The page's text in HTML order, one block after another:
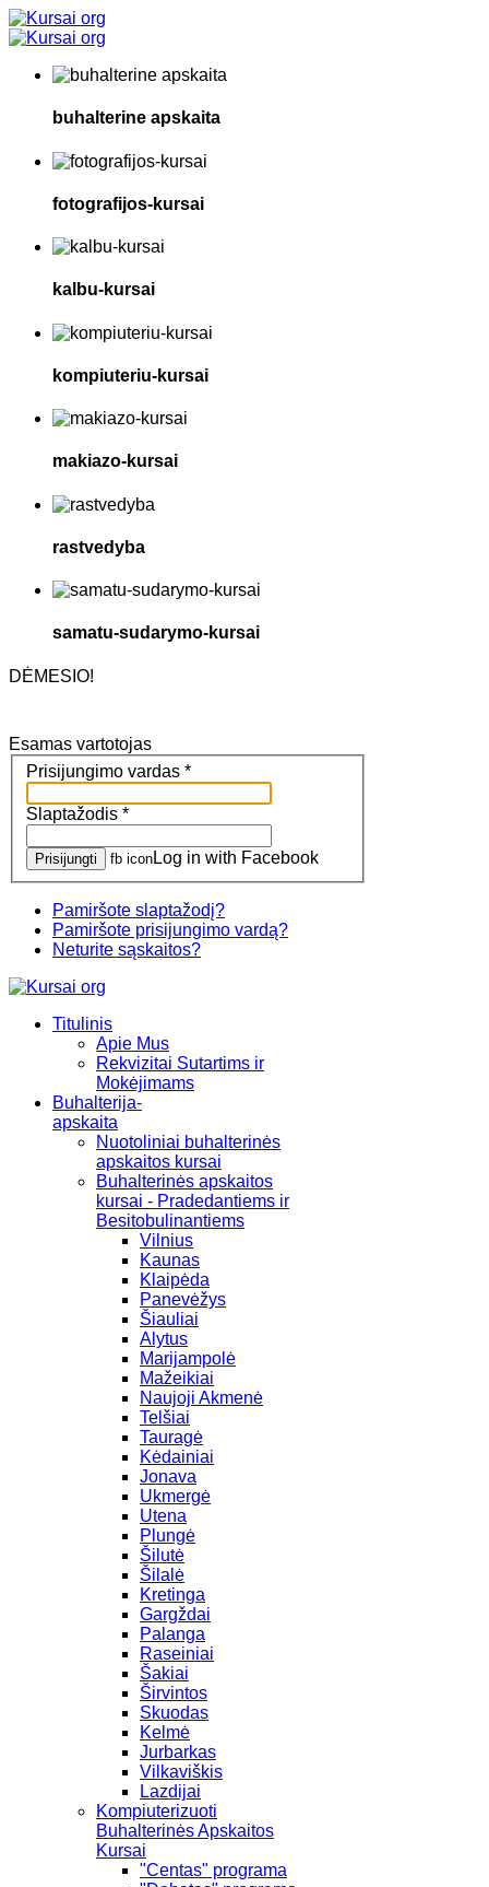
buhalterine apskaita
fotografijos-kursai
kalbu-kursai
kompiuteriu-kursai
makiazo-kursai
rastvedyba
samatu-sudarymo-kursai
DĖMESIO!
Esamas vartotojas
Prisijungimo vardas *
Slaptažodis *
Prisijungti fb icon Log in with Facebook
Pamiršote slaptažodį?
Pamiršote prisijungimo vardą?
Neturite sąskaitos?
Titulinis
Apie Mus
Rekvizitai Sutartims ir
Mokėjimams
Buhalterija-
apskaita
Nuotoliniai buhalterinės
apskaitos kursai
Buhalterinės apskaitos
kursai - Pradedantiems ir
Besitobulinantiems
Vilnius
Kaunas
Klaipėda
Panevėžys
Šiauliai
Alytus
Marijampolė
Mažeikiai
Naujoji Akmenė
Telšiai
Tauragė
Kėdainiai
Jonava
Ukmergė
Utena
Plungė
Šilutė
Šilalė
Kretinga
Gargždai
Palanga
Raseiniai
Šakiai
Širvintos
Skuodas
Kelmė
Jurbarkas
Vilkaviškis
Lazdijai
Kompiuterizuoti
Buhalterinės Apskaitos
Kursai
"Centas" programa